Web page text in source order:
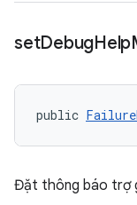
setDebugHelp
public
Đặt thông báo trợ